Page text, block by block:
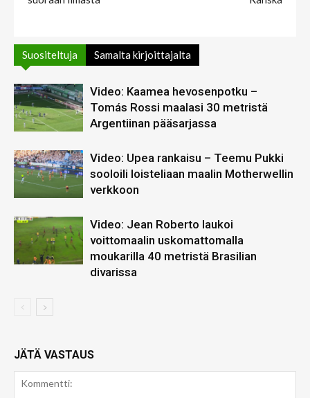
Suositeltuja Samalta kirjoittajalta
Video: Kaamea hevosenpotku –
Tomás Rossi maalasi 30 metristä
Argentiinan pääsarjassa
Video: Upea rankaisu – Teemu Pukki
sooloili loisteliaan maalin Motherwellin
verkkoon
Video: Jean Roberto laukoi
voittomaalin uskomattomalla
moukarilla 40 metristä Brasilian
divarissa
JÄTÄ VASTAUS